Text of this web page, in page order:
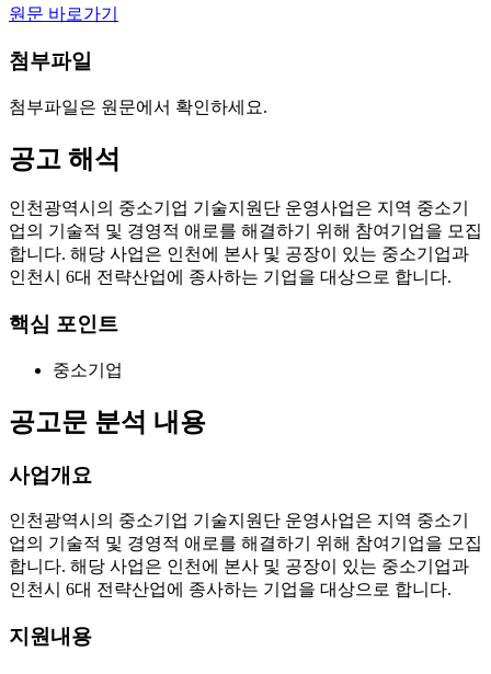
원문 바로가기
첨부파일
첨부파일은 원문에서 확인하세요.
공고 해석
인천광역시의 중소기업 기술지원단 운영사업은 지역 중소기
업의 기술적 및 경영적 애로를 해결하기 위해 참여기업을 모집
합니다. 해당 사업은 인천에 본사 및 공장이 있는 중소기업과
인천시 6대 전략산업에 종사하는 기업을 대상으로 합니다.
핵심 포인트
중소기업
공고문 분석 내용
사업개요
인천광역시의 중소기업 기술지원단 운영사업은 지역 중소기
업의 기술적 및 경영적 애로를 해결하기 위해 참여기업을 모집
합니다. 해당 사업은 인천에 본사 및 공장이 있는 중소기업과
인천시 6대 전략산업에 종사하는 기업을 대상으로 합니다.
지원내용